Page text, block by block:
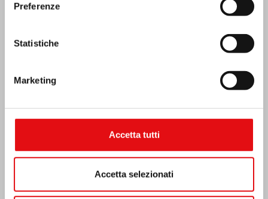
Preferenze
Statistiche
Marketing
Accetta tutti
Accetta selezionati
“Lumen Carmeli”